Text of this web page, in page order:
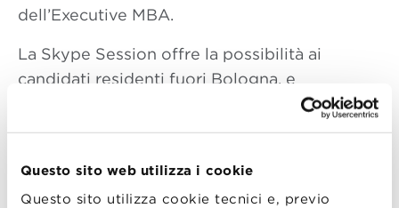
Questo sito web utilizza i cookie
Questo sito utilizza cookie tecnici e, previo
dell’Executive MBA.
La Skype Session offre la possibilità ai
candidati residenti fuori Bologna, e
impossibilitati a visitare la scuola di persona,
di dialogare con l’Executive Director del
trovare risposta a tutte le domande.